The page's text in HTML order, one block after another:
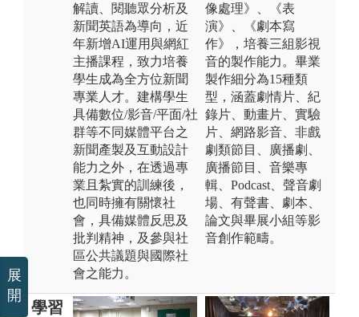
解讀、閱聽眾分析及
新聞英語為導向，近
年新增AI運用與網紅
主播課程，致力培養
學生成為全方位新聞
專業人才。建構學生
具備數位/影音/平面/社
群等不同媒體平台之
新聞產製及互動設計
能力之外，在透過專
業且紮實的訓練後，
也同時擁有關懷社
會，具備媒體反思及
批判精神，及參與社
區公共議題與國際社
會之能力。
像處理》、《表
演》、《劇本寫
作》，培養三組影視
音的製作能力。畢業
製作細分為15種類
型，涵蓋劇情片、紀
錄片、動畫片、實驗
片、網路影音、非戲
劇類節目、廣播劇、
廣播節目、音樂專
輯、Podcast、聲音劇
場、有聲書、劇本、
論文與畢展小組等影
音創作範疇。
學習
展
開